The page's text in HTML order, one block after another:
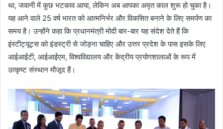
था, जवानी में कुछ भटकाव आया, लेकिन अब आपका अमृत काल शुरू हो चुका है।
यह आने वाले 25 वर्ष भारत को आत्मनिर्भर और विकसित बनाने के लिए समर्पण का
समय है। उन्होंने कहा कि प्रधानमंत्री मोदी बार-बार यह संदेश देते हैं कि
इंस्टीट्यूट्स को इंडस्ट्री से जोड़ना चाहिए और उत्तर प्रदेश के पास इसके लिए
आईआईटी, आईआईएम, विश्वविद्यालय और केंद्रीय प्रयोगशालाओं के रूप में
उत्कृष्ट संस्थान मौजूद हैं।